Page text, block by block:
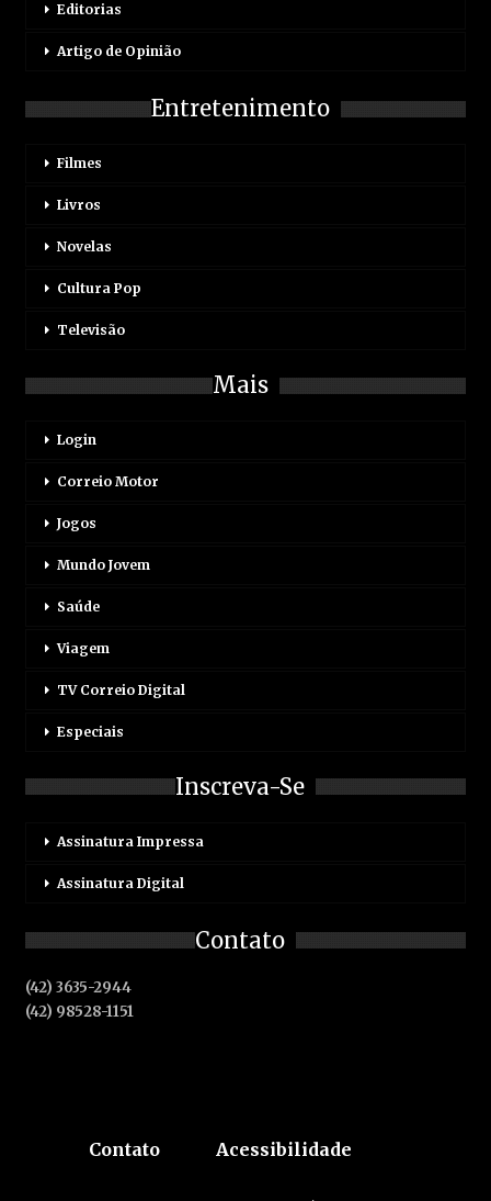
Editorias
Artigo de Opinião
Entretenimento
Filmes
Livros
Novelas
Cultura Pop
Televisão
Mais
Login
Correio Motor
Jogos
Mundo Jovem
Saúde
Viagem
TV Correio Digital
Especiais
Inscreva-Se
Assinatura Impressa
Assinatura Digital
Contato
(42) 3635-2944
(42) 98528-1151
Contato Acessibilidade